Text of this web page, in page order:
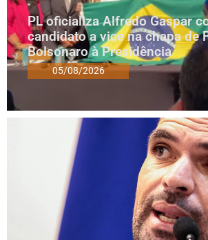
PL oficializa Alfredo Gaspar
candidato a vice na chapa de
Bolsonaro à Presidência
05/08/2026